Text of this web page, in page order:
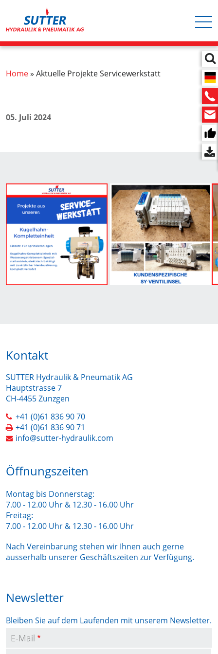
Inhalt
Hauptnavigation
Pfadnavigation
Home Aktuelle Projekte Servicewerkstatt
05. Juli 2024
Kontakt
SUTTER Hydraulik & Pneumatik AG
Hauptstrasse 7
CH-4455 Zunzgen
+41 (0)61 836 90 70
+41 (0)61 836 90 71
info@sutter-hydraulik.com
Öffnungszeiten
Montag bis Donnerstag:
7.00 - 12.00 Uhr & 12.30 - 16.00 Uhr
Freitag:
7.00 - 12.00 Uhr & 12.30 - 16.00 Uhr
Nach Vereinbarung stehen wir Ihnen auch gerne
ausserhalb unserer Geschäftszeiten zur Verfügung.
Newsletter
E-Mail
Bleiben Sie auf dem Laufenden mit unserem Newsletter.